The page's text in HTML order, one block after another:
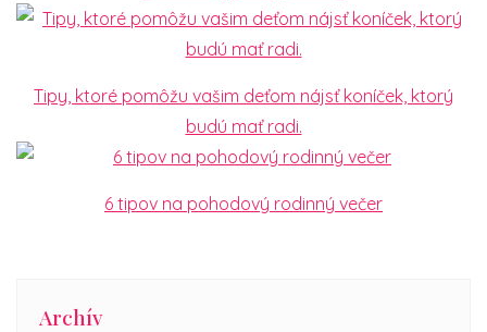
Tipy, ktoré pomôžu vašim deťom nájsť koníček, ktorý
budú mať radi.
6 tipov na pohodový rodinný večer
Archív